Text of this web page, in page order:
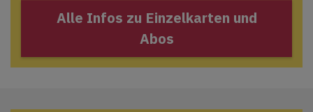
Alle Infos zu Einzelkarten und
Abos